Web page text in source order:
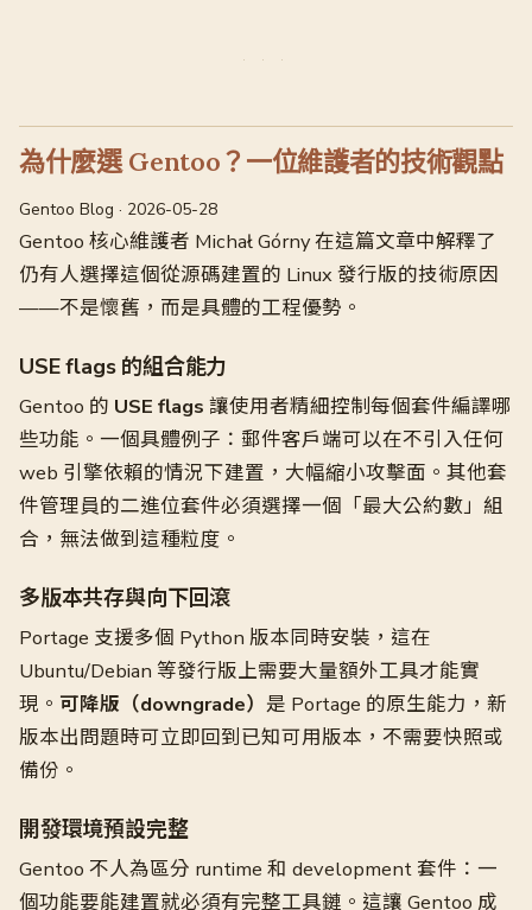
為什麼選 Gentoo？一位維護者的技術觀點
Gentoo Blog · 2026-05-28
Gentoo 核心維護者 Michał Górny 在這篇文章中解釋了
仍有人選擇這個從源碼建置的 Linux 發行版的技術原因
——不是懷舊，而是具體的工程優勢。
USE flags 的組合能力
Gentoo 的 USE flags 讓使用者精細控制每個套件編譯哪
些功能。一個具體例子：郵件客戶端可以在不引入任何
web 引擎依賴的情況下建置，大幅縮小攻擊面。其他套
件管理員的二進位套件必須選擇一個「最大公約數」組
合，無法做到這種粒度。
多版本共存與向下回滾
Portage 支援多個 Python 版本同時安裝，這在
Ubuntu/Debian 等發行版上需要大量額外工具才能實
現。 可降版（downgrade） 是 Portage 的原生能力，新
版本出問題時可立即回到已知可用版本，不需要快照或
備份。
開發環境預設完整
Gentoo 不人為區分 runtime 和 development 套件：一
個功能要能建置就必須有完整工具鏈。這讓 Gentoo 成